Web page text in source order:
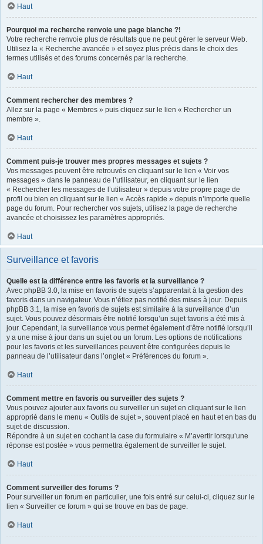
Haut
Pourquoi ma recherche renvoie une page blanche ?!
Votre recherche renvoie plus de résultats que ne peut gérer le serveur Web.
Utilisez la « Recherche avancée » et soyez plus précis dans le choix des
termes utilisés et des forums concernés par la recherche.
Haut
Comment rechercher des membres ?
Allez sur la page « Membres » puis cliquez sur le lien « Rechercher un
membre ».
Haut
Comment puis-je trouver mes propres messages et sujets ?
Vos messages peuvent être retrouvés en cliquant sur le lien « Voir vos
messages » dans le panneau de l’utilisateur, en cliquant sur le lien
« Rechercher les messages de l’utilisateur » depuis votre propre page de
profil ou bien en cliquant sur le lien « Accès rapide » depuis n’importe quelle
page du forum. Pour rechercher vos sujets, utilisez la page de recherche
avancée et choisissez les paramètres appropriés.
Haut
Surveillance et favoris
Quelle est la différence entre les favoris et la surveillance ?
Avec phpBB 3.0, la mise en favoris de sujets s’apparentait à la gestion des
favoris dans un navigateur. Vous n’étiez pas notifié des mises à jour. Depuis
phpBB 3.1, la mise en favoris de sujets est similaire à la surveillance d’un
sujet. Vous pouvez désormais être notifié lorsqu’un sujet favoris a été mis à
jour. Cependant, la surveillance vous permet également d’être notifié lorsqu’il
y a une mise à jour dans un sujet ou un forum. Les options de notifications
pour les favoris et les surveillances peuvent être configurées depuis le
panneau de l’utilisateur dans l’onglet « Préférences du forum ».
Haut
Comment mettre en favoris ou surveiller des sujets ?
Vous pouvez ajouter aux favoris ou surveiller un sujet en cliquant sur le lien
approprié dans le menu « Outils de sujet », souvent placé en haut et en bas du
sujet de discussion.
Répondre à un sujet en cochant la case du formulaire « M’avertir lorsqu’une
réponse est postée » vous permettra également de surveiller le sujet.
Haut
Comment surveiller des forums ?
Pour surveiller un forum en particulier, une fois entré sur celui-ci, cliquez sur le
lien « Surveiller ce forum » qui se trouve en bas de page.
Haut